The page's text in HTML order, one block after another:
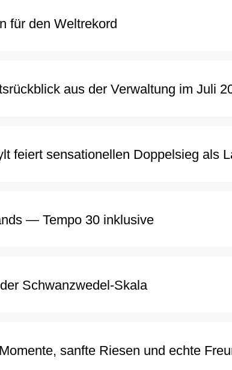
für den Weltrekord
aus der Verwaltung im Juli
feiert sensationellen Doppelsieg als
— Tempo 30 inklusive
Schwanzwedel-Skala
sanfte Riesen und echte